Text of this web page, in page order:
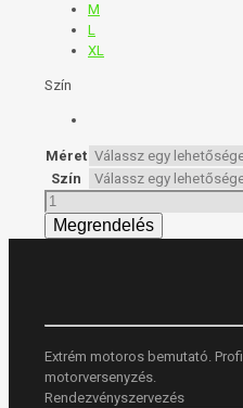
M
L
XL
Szín
Méret
Szín
Női
top
mennyiség
Extrém motoros bemutató. Profi
motorversenyzés.
Rendezvényszervezés